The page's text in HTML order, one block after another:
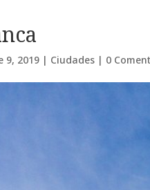
9, 2019 | Ciudades | 0